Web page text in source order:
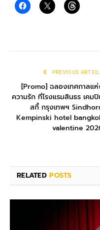
PREVIOUS
[Promo] ฉลองเทศกาลแ
ความรัก ที่โรงแรมสินธร เคม
สกี้ กรุงเทพฯ
Kempinski hotel
valentine
RELATEDPOSTS